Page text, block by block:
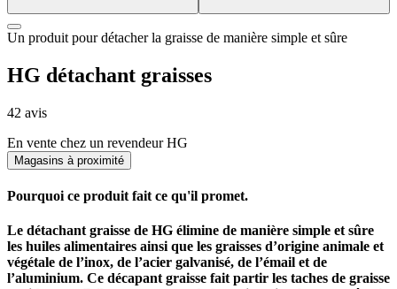
Un produit pour détacher la graisse de manière simple et sûre
HG détachant graisses
42 avis
En vente chez un revendeur HG
Magasins à proximité
Pourquoi ce produit fait ce qu'il promet.
Le détachant graisse de HG élimine de manière simple et sûre
les huiles alimentaires ainsi que les graisses d’origine animale et
végétale de l’inox, de l’acier galvanisé, de l’émail et de
l’aluminium. Ce décapant graisse fait partir les taches de graisse